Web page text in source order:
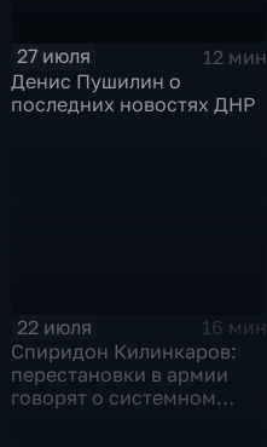
27 июля
12 мин
Денис Пушилин о
последних новостях ДНР
22 июля
16 мин
Спиридон Килинкаров:
перестановки в армии
говорят о системном